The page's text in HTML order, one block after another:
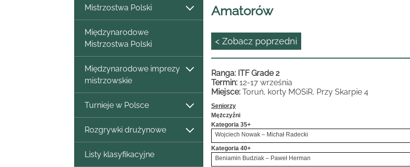
Mistrzostwa Polski
Międzynarodowe
Mistrzostwa Polski
Międzynarodowe imprezy
mistrzowskie
Turnieje w Polsce
Rozgrywki drużynowe
Listy klasyfikacyjne
Amatorów
< Zobacz poprzedni
Ranga: ITF Grade 2
Termin: 12-17 września
Miejsce: Toruń, korty MOSiR, Przy Skarpie 4
Seniorzy
Mężczyźni
Kategoria 35+
Wojciech Nowak – Michał Radecki
Kategoria 40+
Beniamin Budziak – Paweł Herman